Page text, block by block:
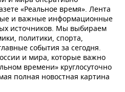
«Реальное время». Лента
и важные информационные
источников. Мы выбираем
политики, спорта,
события за сегодня.
и мира, которые важно
времени» круглосуточно
полная новостная картина